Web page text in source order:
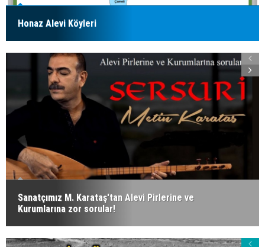
Honaz Alevi Köyleri
Sanatçımız M. Karataş'tan Alevi Pirlerine ve
Kurumlarına zor sorular!